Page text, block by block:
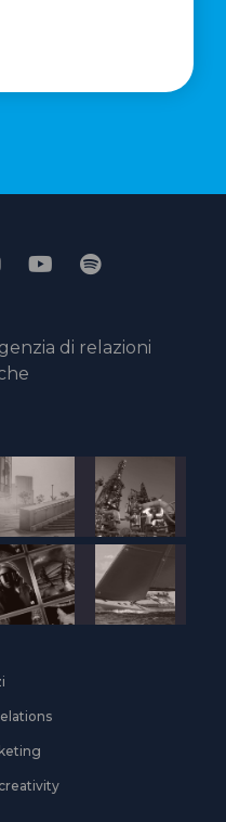
“Passione
il
della
giuria
online
di relazioni